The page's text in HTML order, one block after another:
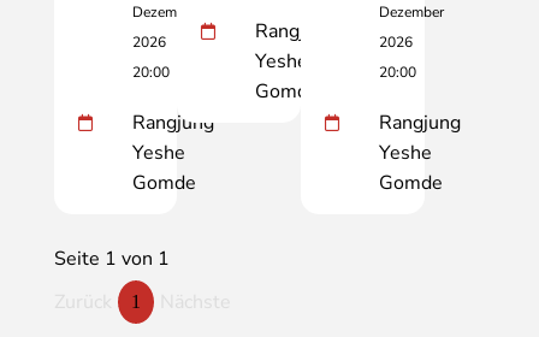
Dezember
2026
20:00
Rangjung
Yeshe
Gomde
Rangjung
Yeshe
Gomde
Dezember
2026
20:00
Rangjung
Yeshe
Gomde
Seite 1 von 1
1